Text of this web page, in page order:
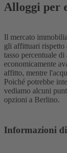
Alloggi per
Il mercato
gli affittuari rispetto
tasso percentuale
economicamente
affitto, mentre
Poiché potrebbe
vediamo alcuni
opzioni a Berlino.
Informazioni